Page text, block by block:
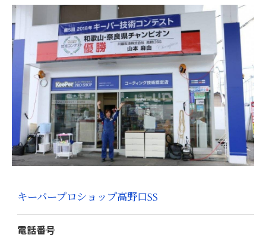
キーパープロショップ高野口SS
電話番号